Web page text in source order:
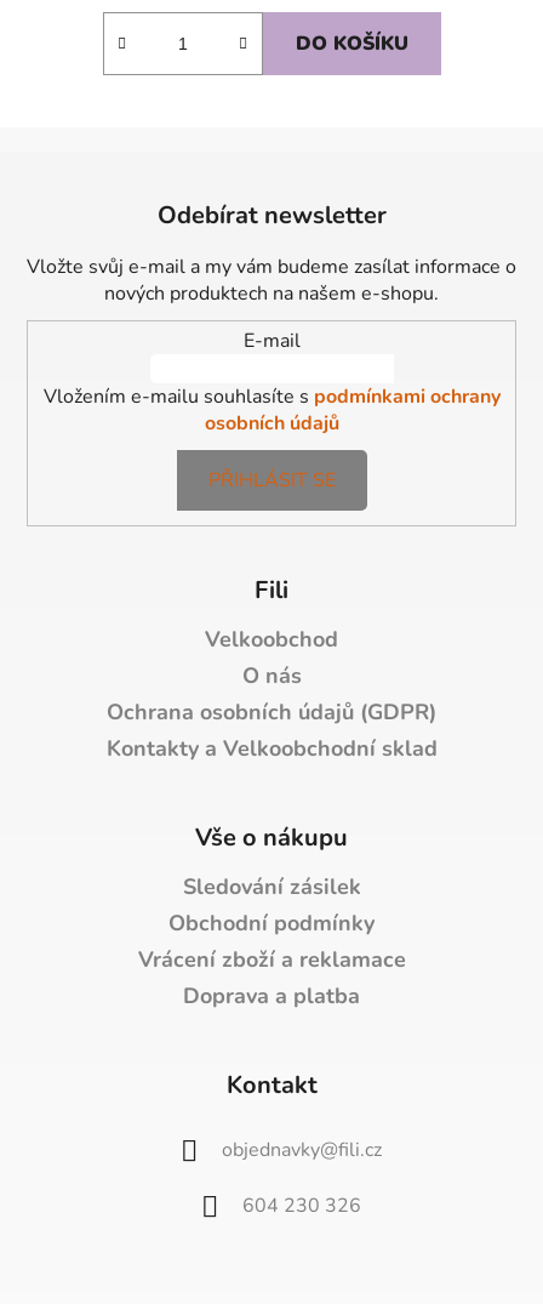
DO KOŠÍKU
Odebírat newsletter
Vložte svůj e-mail a my vám budeme zasílat informace o
nových produktech na našem e-shopu.
E-mail
Vložením e-mailu souhlasíte s podmínkami ochrany
osobních údajů
PŘIHLÁSIT SE
Fili
Velkoobchod
O nás
Ochrana osobních údajů (GDPR)
Kontakty a Velkoobchodní sklad
Vše o nákupu
Sledování zásilek
Obchodní podmínky
Vrácení zboží a reklamace
Doprava a platba
Kontakt
objednavky@fili.cz
604 230 326